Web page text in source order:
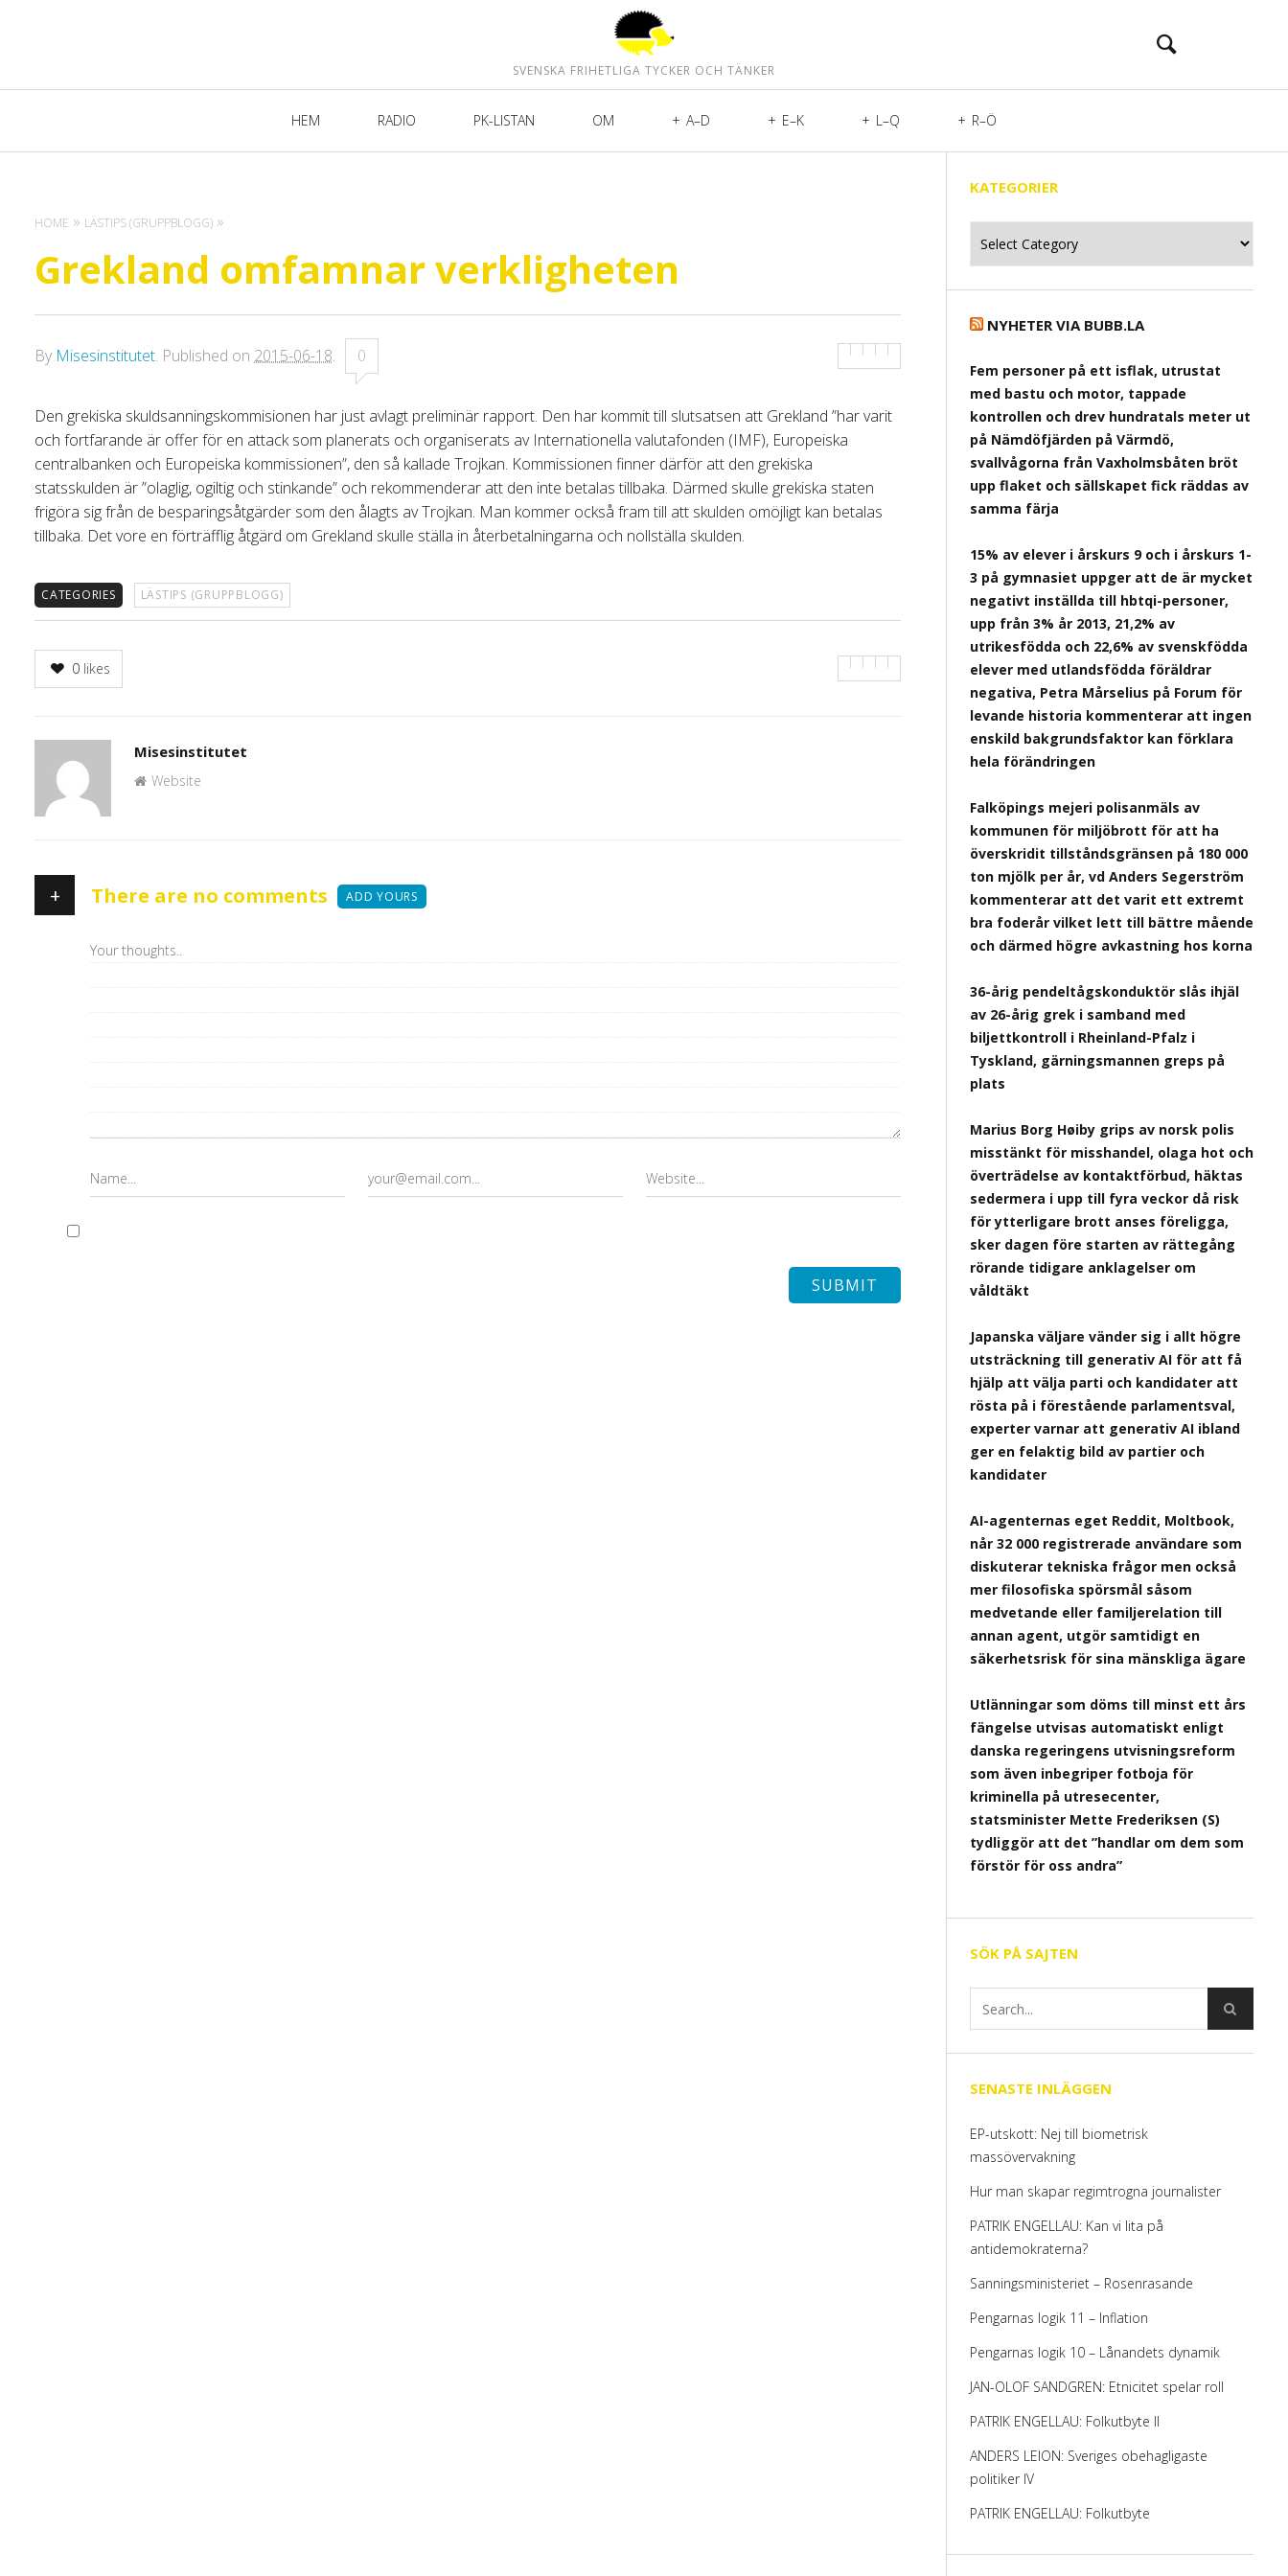
SVENSKA FRIHETLIGA TYCKER OCH TÄNKER
HEM RADIO PK-LISTAN OM A–D E–K L–Q R–Ö
HOME LÄSTIPS (GRUPPBLOGG)
Grekland omfamnar verkligheten
By Misesinstitutet. Published on 2015-06-18. 0
Den grekiska skuldsanningskommisionen har just avlagt preliminär rapport. Den har kommit till slutsatsen att Grekland ”har varit
och fortfarande är offer för en attack som planerats och organiserats av Internationella valutafonden (IMF), Europeiska
centralbanken och Europeiska kommissionen”, den så kallade Trojkan. Kommissionen finner därför att den grekiska
statsskulden är ”olaglig, ogiltig och stinkande” och rekommenderar att den inte betalas tillbaka. Därmed skulle grekiska staten
frigöra sig från de besparingsåtgärder som den ålagts av Trojkan. Man kommer också fram till att skulden omöjligt kan betalas
tillbaka. Det vore en förträfflig åtgärd om Grekland skulle ställa in återbetalningarna och nollställa skulden.
CATEGORIES LÄSTIPS (GRUPPBLOGG)
0 likes
Author
Misesinstitutet
Website
+ There are no comments ADD YOURS
KATEGORIER
NYHETER VIA BUBB.LA
Fem personer på ett isflak, utrustat
med bastu och motor, tappade
kontrollen och drev hundratals meter ut
på Nämdöfjärden på Värmdö,
svallvågorna från Vaxholmsbåten bröt
upp flaket och sällskapet fick räddas av
samma färja
15% av elever i årskurs 9 och i årskurs 1-
3 på gymnasiet uppger att de är mycket
negativt inställda till hbtqi-personer,
upp från 3% år 2013, 21,2% av
utrikesfödda och 22,6% av svenskfödda
elever med utlandsfödda föräldrar
negativa, Petra Mårselius på Forum för
levande historia kommenterar att ingen
enskild bakgrundsfaktor kan förklara
hela förändringen
Falköpings mejeri polisanmäls av
kommunen för miljöbrott för att ha
överskridit tillståndsgränsen på 180 000
ton mjölk per år, vd Anders Segerström
kommenterar att det varit ett extremt
bra foderår vilket lett till bättre mående
och därmed högre avkastning hos korna
36-årig pendeltågskonduktör slås ihjäl
av 26-årig grek i samband med
biljettkontroll i Rheinland-Pfalz i
Tyskland, gärningsmannen greps på
plats
Marius Borg Høiby grips av norsk polis
misstänkt för misshandel, olaga hot och
överträdelse av kontaktförbud, häktas
sedermera i upp till fyra veckor då risk
för ytterligare brott anses föreligga,
sker dagen före starten av rättegång
rörande tidigare anklagelser om
våldtäkt
Japanska väljare vänder sig i allt högre
utsträckning till generativ AI för att få
hjälp att välja parti och kandidater att
rösta på i förestående parlamentsval,
experter varnar att generativ AI ibland
ger en felaktig bild av partier och
kandidater
AI-agenternas eget Reddit, Moltbook,
når 32 000 registrerade användare som
diskuterar tekniska frågor men också
mer filosofiska spörsmål såsom
medvetande eller familjerelation till
annan agent, utgör samtidigt en
säkerhetsrisk för sina mänskliga ägare
Utlänningar som döms till minst ett års
fängelse utvisas automatiskt enligt
danska regeringens utvisningsreform
som även inbegriper fotboja för
kriminella på utresecenter,
statsminister Mette Frederiksen (S)
tydliggör att det ”handlar om dem som
förstör för oss andra”
SÖK PÅ SAJTEN
SENASTE INLÄGGEN
EP-utskott: Nej till biometrisk
massövervakning
Hur man skapar regimtrogna journalister
PATRIK ENGELLAU: Kan vi lita på
antidemokraterna?
Sanningsministeriet – Rosenrasande
Pengarnas logik 11 – Inflation
Pengarnas logik 10 – Lånandets dynamik
JAN-OLOF SANDGREN: Etnicitet spelar roll
PATRIK ENGELLAU: Folkutbyte II
ANDERS LEION: Sveriges obehagligaste
politiker IV
PATRIK ENGELLAU: Folkutbyte